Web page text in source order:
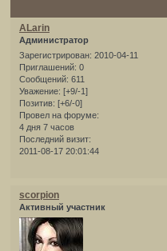
ALarin
Администратор
Зарегистрирован: 2010-04-11
Приглашений: 0
Сообщений: 611
Уважение: [+9/-1]
Позитив: [+6/-0]
Провел на форуме:
4 дня 7 часов
Последний визит:
2011-08-17 20:01:44
scorpion
Активный участник